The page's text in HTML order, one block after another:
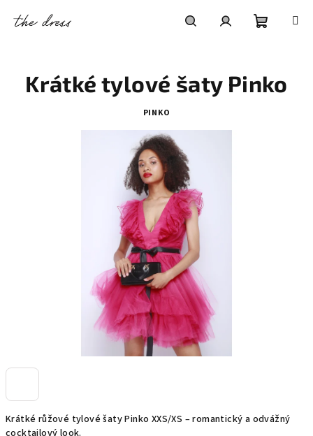
košík
Krátké růžové tylové šaty Pinko XXS/XS – romantický a odvážný
cocktailový look.
Krátké tylové šaty Pinko
PINKO